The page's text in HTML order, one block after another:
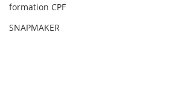
formation CPF
SNAPMAKER